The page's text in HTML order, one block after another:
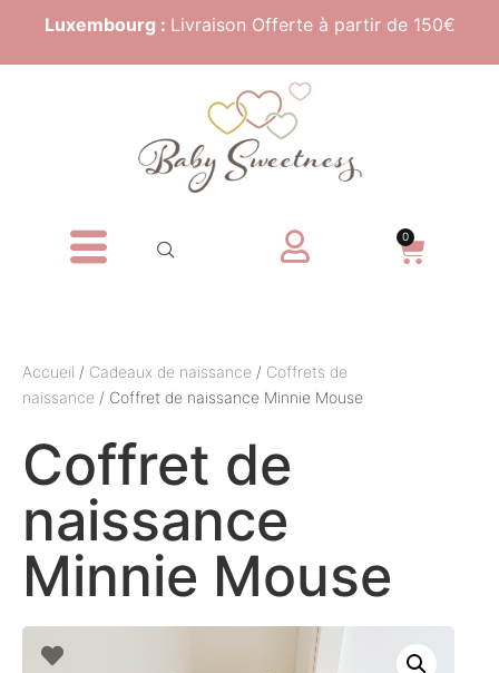
Luxembourg : Livraison Offerte à partir de 150€
0
Accueil / Cadeaux de naissance / Coffrets de
naissance / Coffret de naissance Minnie Mouse
Coffret de
naissance
Minnie Mouse